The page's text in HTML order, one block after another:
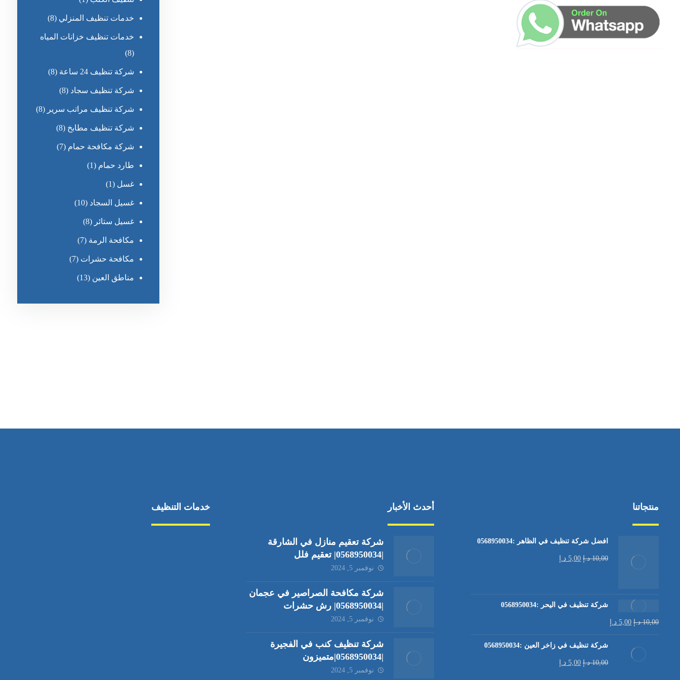
خدمات تنظيف المنزلي (8)
خدمات تنظيف خزانات المياه
(8)
شركة تنظيف 24 ساعة (8)
شركة تنظيف سجاد (8)
شركة تنظيف مراتب سرير (8)
شركة تنظيف مطابخ (8)
شركة مكافحة حمام (7)
طارد حمام (1)
غسل (1)
غسيل السجاد (10)
غسيل ستائر (8)
مكافحة الرمة (7)
مكافحة حشرات (7)
مناطق العين (13)
منتجاتنا
افضل شركة تنظيف في الظاهر :0568950034
10,00 د.إ 5,00 د.إ
شركة تنظيف في اليحر :0568950034
10,00 د.إ 5,00 د.إ
شركة تنظيف في زاخر العين :0568950034
10,00 د.إ 5,00 د.إ
أحدث الأخبار
شركة تعقيم منازل في الشارقة
|0568950034| تعقيم فلل
نوفمبر 5, 2024
شركة مكافحة الصراصير في عجمان
|0568950034| رش حشرات
نوفمبر 5, 2024
شركة تنظيف كنب في الفجيرة
|0568950034|متميزون
نوفمبر 5, 2024
خدمات التنظيف